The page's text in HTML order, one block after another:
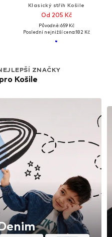
Klasický střih Košile
Od 205 Kč
Původně: 659 Kč
Poslední nejnižší cena:182 Kč
ZNAČKY
Košile